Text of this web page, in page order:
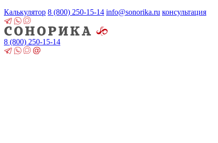
Калькулятор 8 (800) 250-15-14 info@sonorika.ru консультация
8 (800) 250-15-14